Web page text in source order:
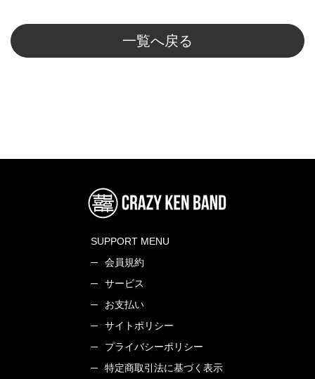
一覧へ戻る
SUPPORT MENU
会員規約
サービス
お支払い
サイトポリシー
プライバシーポリシー
特定商取引法に基づく表示